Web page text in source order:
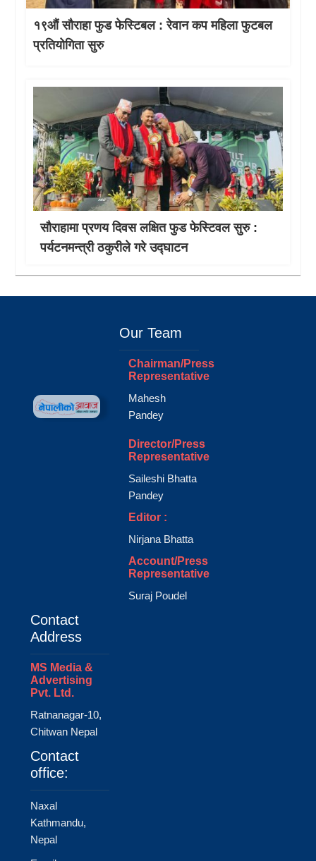
१९औं सौराहा फुड फेस्टिबल : रेवान कप महिला फुटबल
प्रतियोगिता सुरु
सौराहामा प्रणय दिवस लक्षित फुड फेस्टिवल सुरु :
पर्यटनमन्त्री ठकुरीले गरे उद्घाटन
Our Team
Chairman/Press
Representative
Mahesh
Pandey
Director/Press
Representative
Saileshi Bhatta
Pandey
Editor :
Nirjana Bhatta
Account/Press
Representative
Suraj Poudel
Contact
Address
MS Media &
Advertising
Pvt. Ltd.
Ratnanagar-10,
Chitwan Nepal
Contact
office:
Naxal
Kathmandu,
Nepal